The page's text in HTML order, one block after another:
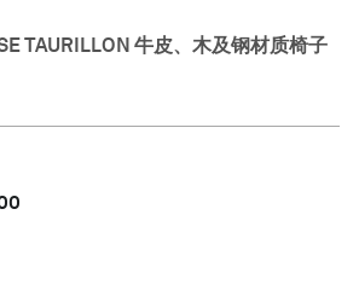
TAURILLON 牛皮、木及钢材质椅子